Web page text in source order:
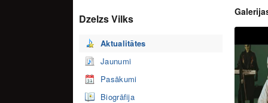
Dzelzs Vilks
Aktualitātes
Jaunumi
Pasākumi
Biogrāfija